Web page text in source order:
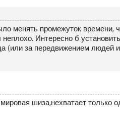
менять промежуток времени,
Интересно б
(или за передвижением людей
шиза,нехватает только